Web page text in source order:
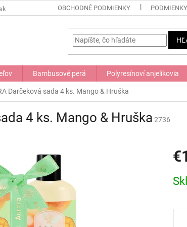
OBCHODNÉ PODMIENKY
Bambusové perá Polyresínoví anjelikovia
Darčeková sada 4 ks. Mango & Hruška
4 ks. Mango & Hruška 2736